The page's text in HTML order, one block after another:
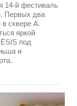
14-й фестиваль
Первых два
сквере А.
яркой
под
и